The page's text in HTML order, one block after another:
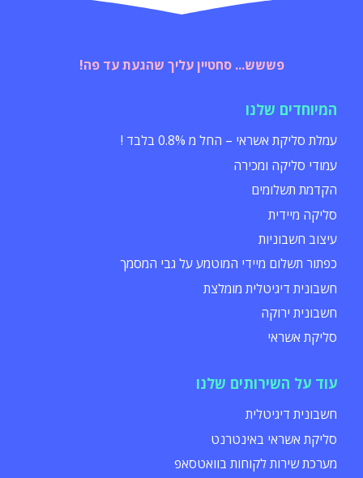
פששש... סחטיין עליך שהגעת עד פה!
המיוחדים שלנו
עמלת סליקת אשראי – החל מ 0.8% בלבד !
עמודי סליקה ומכירה
הקדמת תשלומים
סליקה מיידית
עיצוב חשבוניות
כפתור תשלום מיידי המוטמע על גבי המסמך
חשבונית דיגיטלית מומלצת
חשבונית ירוקה
סליקת אשראי
עוד על השירותים שלנו
חשבונית דיגיטלית
סליקת אשראי באינטרנט
מערכת שירות לקוחות בוואטסאפ